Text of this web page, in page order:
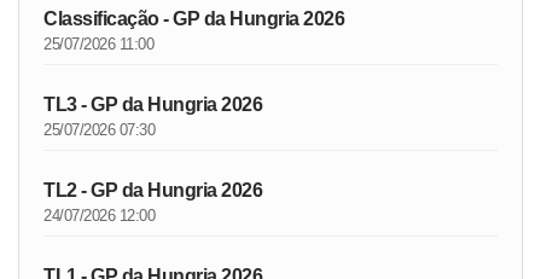
Classificação - GP da Hungria 2026
25/07/2026 11:00
TL3 - GP da Hungria 2026
25/07/2026 07:30
TL2 - GP da Hungria 2026
24/07/2026 12:00